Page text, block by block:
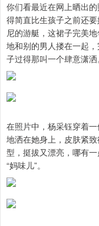
你们看最近在网上晒出
得简直比生孩子之前还
尼的游艇，这裙子完美
地和别的男人搂在一起
子过得那叫一个肆意潇洒
在照片中，杨采钰穿着
地洒在她身上，皮肤紧
型，挺拔又漂亮，哪有
“妈味儿”。